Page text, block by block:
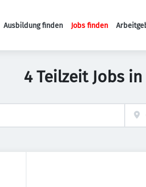
Haupt-
Ausbildung finden Jobs finden
4 Teilzeit Jobs